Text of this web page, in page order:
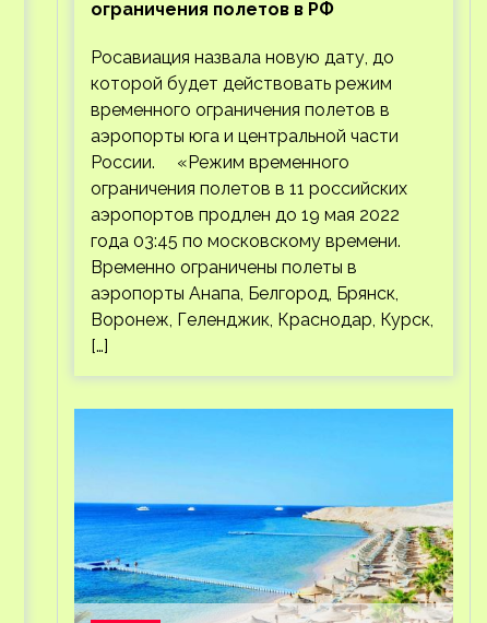
ограничения полетов в РФ
Росавиация назвала новую дату, до
которой будет действовать режим
временного ограничения полетов в
аэропорты юга и центральной части
России. «Режим временного
ограничения полетов в 11 российских
аэропортов продлен до 19 мая 2022
года 03:45 по московскому времени.
Временно ограничены полеты в
аэропорты Анапа, Белгород, Брянск,
Воронеж, Геленджик, Краснодар, Курск,
[…]